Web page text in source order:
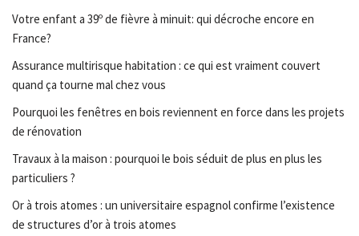
Votre enfant a 39º de fièvre à minuit: qui décroche encore en
France?
Assurance multirisque habitation : ce qui est vraiment couvert
quand ça tourne mal chez vous
Pourquoi les fenêtres en bois reviennent en force dans les projets
de rénovation
Travaux à la maison : pourquoi le bois séduit de plus en plus les
particuliers ?
Or à trois atomes : un universitaire espagnol confirme l’existence
de structures d’or à trois atomes